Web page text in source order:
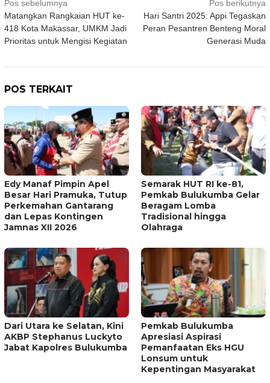
Navigasi
pos
Pos sebelumnya
Matangkan Rangkaian HUT ke-
418 Kota Makassar, UMKM Jadi
Prioritas untuk Mengisi Kegiatan
Pos berikutnya
Hari Santri 2025: Appi Tegaskan
Peran Pesantren Benteng Moral
Generasi Muda
POS TERKAIT
Edy Manaf Pimpin Apel
Besar Hari Pramuka, Tutup
Perkemahan Gantarang
dan Lepas Kontingen
Jamnas XII 2026
Semarak HUT RI ke-81,
Pemkab Bulukumba Gelar
Beragam Lomba
Tradisional hingga
Olahraga
Dari Utara ke Selatan, Kini
AKBP Stephanus Luckyto
Jabat Kapolres Bulukumba
Pemkab Bulukumba
Apresiasi Aspirasi
Pemanfaatan Eks HGU
Lonsum untuk
Kepentingan Masyarakat